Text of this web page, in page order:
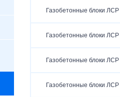
Газобетонные блоки
Газобетонные блоки
Газобетонные блоки
Газобетонные блоки